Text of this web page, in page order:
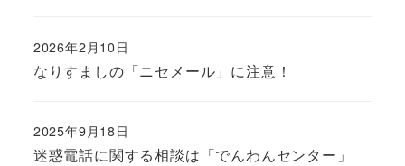
なりすましの「ニセメール」に注意！
2026年2月10日
迷惑電話に関する相談は「でんわんセンター」
2025年9月18日